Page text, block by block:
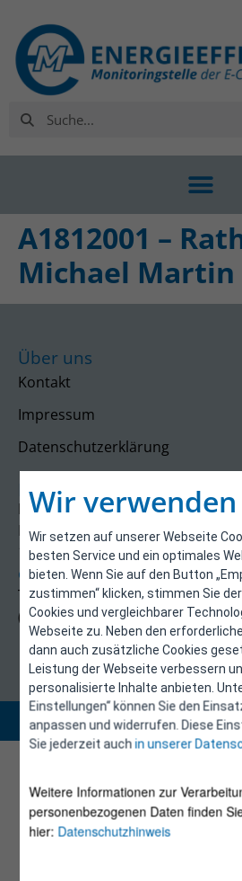
Wir
Wir setzen auf unserer Webseite
besten Service und ein optimales
bieten. Wenn Sie auf den Button
zustimmen“ klicken, stimmen Sie
Cookies und vergleichbarer
Webseite zu. Neben den
dann auch zusätzliche Cookies
Leistung der Webseite verbessern
personalisierte Inhalte anbieten.
Einstellungen“ können Sie den
anpassen und widerrufen. Diese
Sie jederzeit auchin unserer
Weitere Informationen zur
personenbezogenen Daten finden
hier: Datenschutzhinweis
A1812001 –
Michael Martin
Über uns
Kontakt
Impressum
Datenschutzerklärung
Kontakt
E-Control
Rudolfsplatz 13a
1010 Wien
energieeffizienz@e-control.at
Tel +43 1 5324724
(Mo, Mi-Fr 09:30-12:30 Uhr)
Copyright 2026 ©